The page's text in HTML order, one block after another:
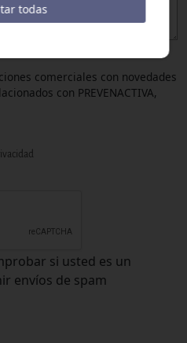
comerciales con novedades
con PREVENACTIVA,
si usted es un
envíos de spam
todas